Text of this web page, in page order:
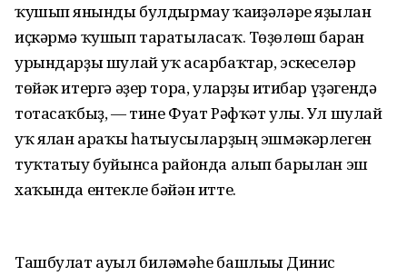
ҡушып янғынды булдырмау ҡағиҙәләре яҙылған
иҫкәрмә ҡушып таратыласаҡ. Төҙөлөш барған
урындарҙы шулай уҡ асарбаҡтар, эскеселәр
төйәк итергә әҙер тора, уларҙы иғтибар үҙәгендә
тотасаҡбыҙ, — тине Фуат Рәфҡәт улы. Ул шулай
уҡ ялған араҡы һатыусыларҙың эшмәкәрлеген
туҡтатыу буйынса районда алып барылған эш
хаҡында ентекле бәйән итте.
Ташбулат ауыл биләмәһе башлығы Динис